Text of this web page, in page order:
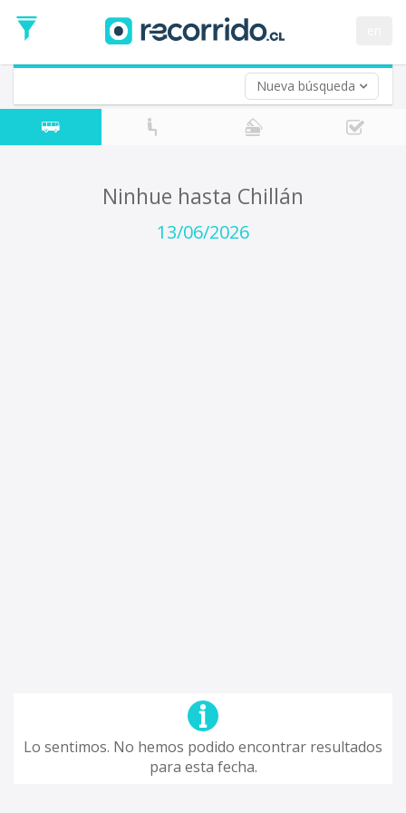
Nueva búsqueda
de
Ida
Vuelta (opcional)
Fecha
de
Ninhue hasta Chillán
13/06/2026
Lo sentimos. No hemos podido encontrar resultados
para esta fecha.